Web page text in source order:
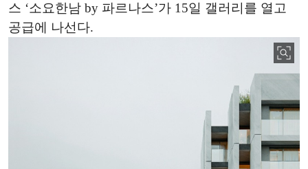
스 ‘소요한남 by 파르나스’가 15일 갤러리를 열고
공급에 나선다.